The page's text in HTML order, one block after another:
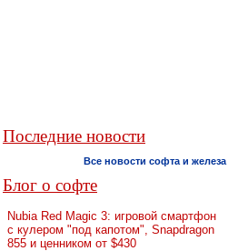
Последние новости
Все новости софта и железа
Блог о софте
Nubia Red Magic 3: игровой смартфон
с кулером "под капотом", Snapdragon
855 и ценником от $430